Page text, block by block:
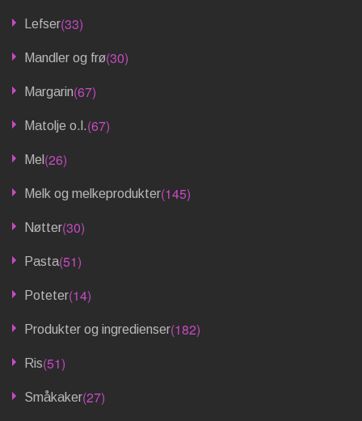
Lefser(33)
Mandler og frø(30)
Margarin(67)
Matolje o.l.(67)
Mel (26)
Melk og melkeprodukter(145)
Nøtter(30)
Pasta(51)
Poteter(14)
Produkter og ingredienser(182)
Ris(51)
Småkaker(27)